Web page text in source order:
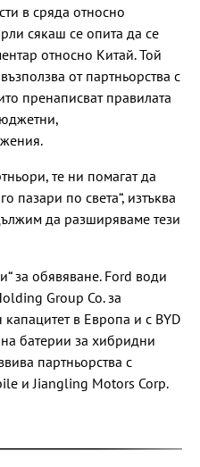
в сряда относно
сякаш се опита да се
относно Китай. Той
от партньорства с
пренаписват правилата
те ни помагат да
пазари по света“, изтъква
да разширяваме тези
за обявяване. Ford води
Group Co. за
в Европа и с BYD
батерии за хибридни
партньорства с
и Jiangling Motors Corp.